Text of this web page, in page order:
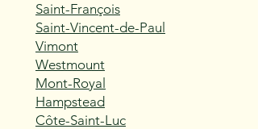
Saint-François
Saint-Vincent-de-Paul
Vimont
Westmount
Mont-Royal
Hampstead
Côte-Saint-Luc